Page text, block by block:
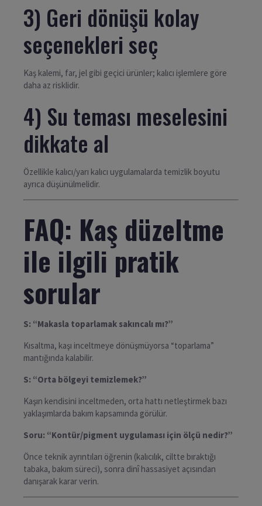
3) Geri dönüşü kolay
seçenekleri seç
Kaş kalemi, far, jel gibi geçici ürünler; kalıcı işlemlere göre
daha az risklidir.
4) Su teması meselesini
dikkate al
Özellikle kalıcı/yarı kalıcı uygulamalarda temizlik boyutu
ayrıca düşünülmelidir.
FAQ: Kaş düzeltme
ile ilgili pratik
sorular
S: “Makasla toparlamak sakıncalı mı?”
Kısaltma, kaşı inceltmeye dönüşmüyorsa “toparlama”
mantığında kalabilir.
S: “Orta bölgeyi temizlemek?”
Kaşın kendisini inceltmeden, orta hattı netleştirmek bazı
yaklaşımlarda bakım kapsamında görülür.
Soru: “Kontür/pigment uygulaması için ölçü nedir?”
Önce teknik ayrıntıları öğrenin (kalıcılık, ciltte bıraktığı
tabaka, bakım süreci), sonra dinî hassasiyet açısından
danışarak karar verin.